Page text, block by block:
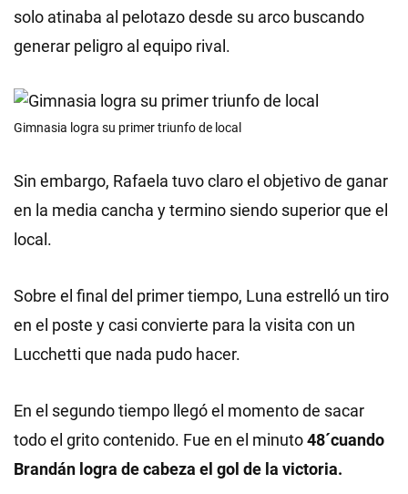
solo atinaba al pelotazo desde su arco buscando
generar peligro al equipo rival.
Gimnasia logra su primer triunfo de local
Sin embargo, Rafaela tuvo claro el objetivo de ganar
en la media cancha y termino siendo superior que el
local.
Sobre el final del primer tiempo, Luna estrelló un tiro
en el poste y casi convierte para la visita con un
Lucchetti que nada pudo hacer.
En el segundo tiempo llegó el momento de sacar
todo el grito contenido. Fue en el minuto48´cuando
Brandán logra de cabeza el gol de la victoria.